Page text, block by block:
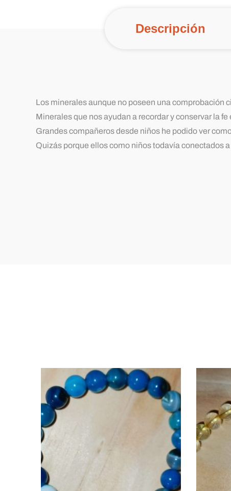
Descripción
Los minerales aunque no poseen una comprobación
Minerales que nos ayudan a recordar y conservar la
Grandes compañeros desde niños he podido ver
Quizás porque ellos como niños todavía conectados